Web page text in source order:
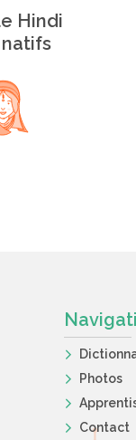
Hindi
Photos
Contact